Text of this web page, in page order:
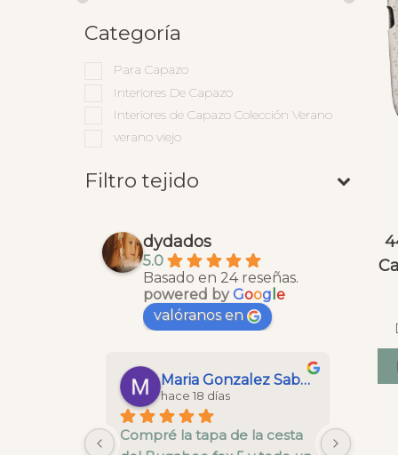
Categoría
Para Capazo
Interiores De Capazo
Interiores de Capazo Colección Verano
verano viejo
Filtro tejido
dydados
5.0
Basado en 24 reseñas.
powered byGoog e
valóranos en
Maria Gonzalez Saborido
hace 18 días
Compré la tapa de la cesta